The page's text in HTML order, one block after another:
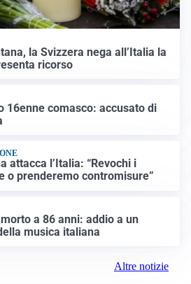
la Svizzera nega all’Italia la
ricorso
16enne comasco: accusato di
attacca l’Italia: “Revochi i
o prenderemo contromisure”
a 86 anni: addio a un
musica italiana
Altre notizie